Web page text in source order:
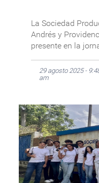
La Sociedad
Andrés y
presente en la
29 agosto 2025 -
am